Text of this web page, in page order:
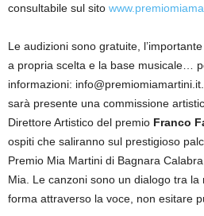
consultabile sul sito
Le audizioni sono gratuite,
a propria scelta e la base musicale…
informazioni:
sarà presente una commissione
Direttore Artistico del premio Franco
ospiti che saliranno sul prestigioso
Premio Mia Martini di Bagnara
Mia. Le canzoni sono un dialogo tra
forma attraverso la voce, non esitare